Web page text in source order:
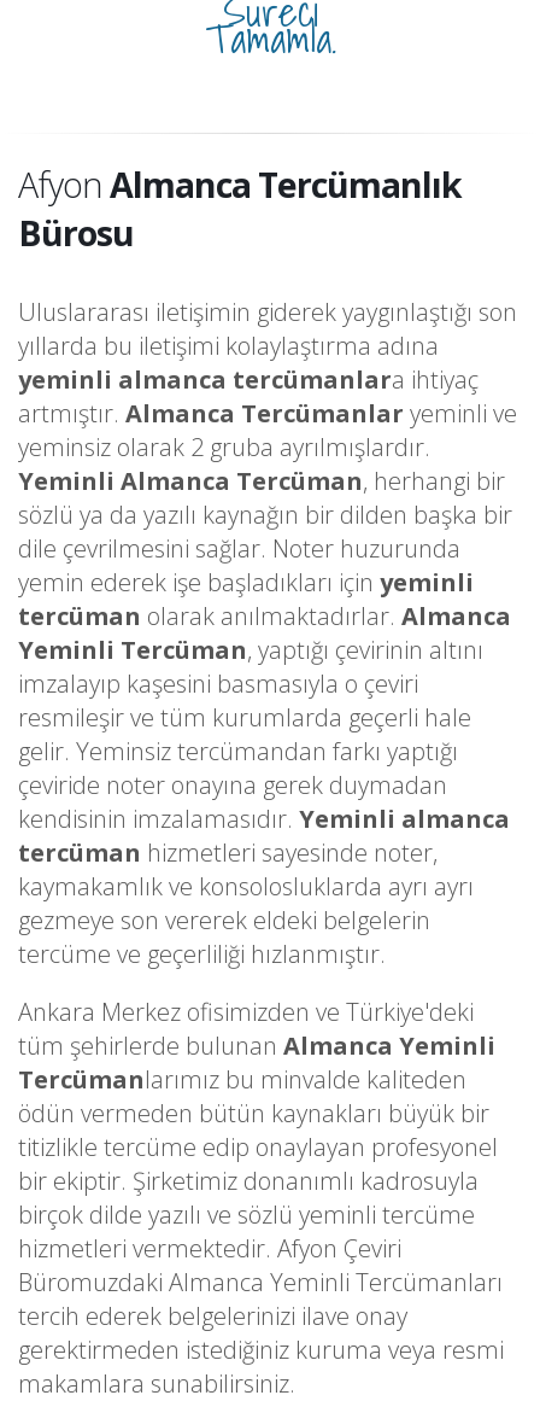
Tamamla.
AfyonAlmanca Tercümanlık
Bürosu
Uluslararası iletişimin giderek yaygınlaştığı son
yıllarda bu iletişimi kolaylaştırma adına
yeminli almanca tercümanlara ihtiyaç
artmıştır. Almanca Tercümanlar yeminli ve
yeminsiz olarak 2 gruba ayrılmışlardır.
Yeminli Almanca Tercüman, herhangi bir
sözlü ya da yazılı kaynağın bir dilden başka bir
dile çevrilmesini sağlar. Noter huzurunda
yemin ederek işe başladıkları için yeminli
tercüman olarak anılmaktadırlar. Almanca
Yeminli Tercüman, yaptığı çevirinin altını
imzalayıp kaşesini basmasıyla o çeviri
resmileşir ve tüm kurumlarda geçerli hale
gelir. Yeminsiz tercümandan farkı yaptığı
çeviride noter onayına gerek duymadan
kendisinin imzalamasıdır. Yeminli almanca
tercüman hizmetleri sayesinde noter,
kaymakamlık ve konsolosluklarda ayrı ayrı
gezmeye son vererek eldeki belgelerin
tercüme ve geçerliliği hızlanmıştır.
Ankara Merkez ofisimizden ve Türkiye'deki
tüm şehirlerde bulunan Almanca Yeminli
Tercümanlarımız bu minvalde kaliteden
ödün vermeden bütün kaynakları büyük bir
titizlikle tercüme edip onaylayan profesyonel
bir ekiptir. Şirketimiz donanımlı kadrosuyla
birçok dilde yazılı ve sözlü yeminli tercüme
hizmetleri vermektedir. Afyon Çeviri
Büromuzdaki Almanca Yeminli Tercümanları
tercih ederek belgelerinizi ilave onay
gerektirmeden istediğiniz kuruma veya resmi
makamlara sunabilirsiniz.